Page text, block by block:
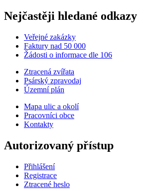
Nejčastěji hledané odkazy
Veřejné zakázky
Faktury nad 50 000
Žádosti o informace dle 106
Ztracená zvířata
Psárský zpravodaj
Územní plán
Mapa ulic a okolí
Pracovníci obce
Kontakty
Autorizovaný přístup
Přihlášení
Registrace
Ztracené heslo